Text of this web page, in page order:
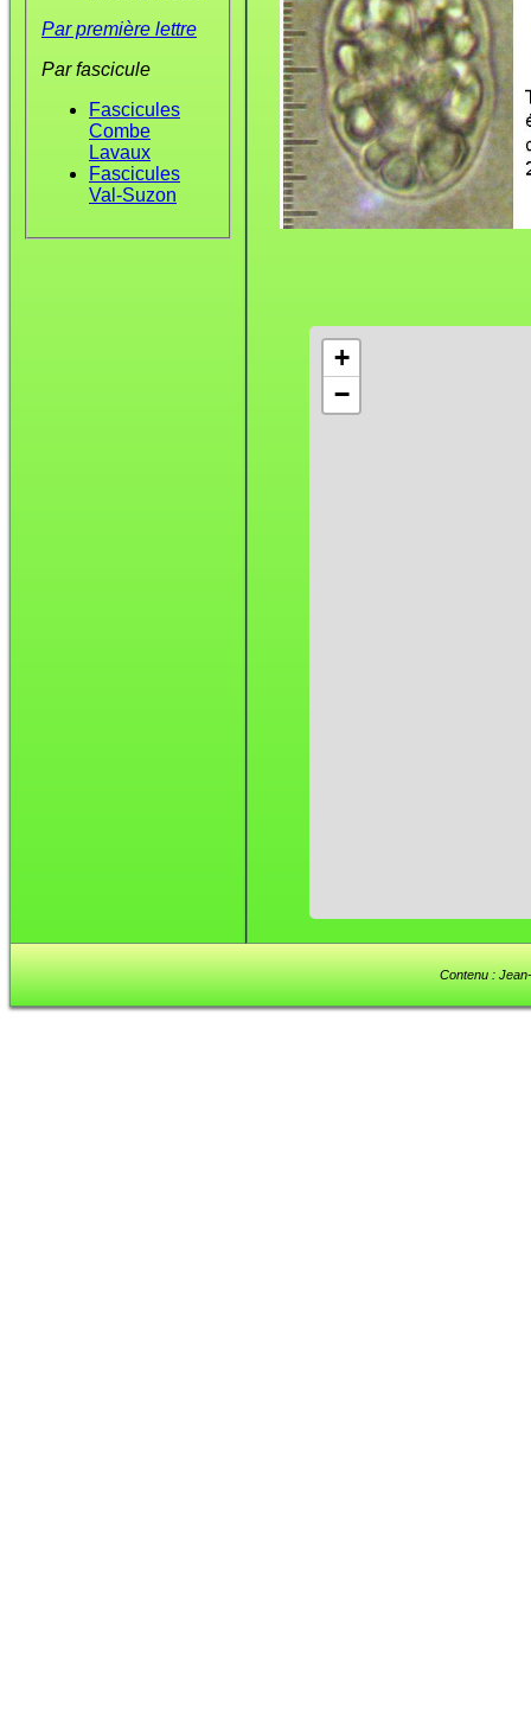
Par première lettre
Par fascicule
Fascicules
Combe
Lavaux
Fascicules
Val-Suzon
+
−
Contenu :